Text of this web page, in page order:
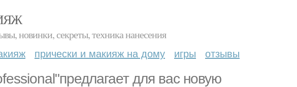
новинки, секреты, техника нанесения
прически и макияж на дому игры отзывы
для вас новую